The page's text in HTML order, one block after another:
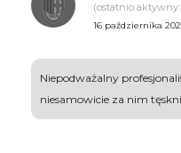
(ostatnio
16 października
Niepodważalny
niesamowicie za nim